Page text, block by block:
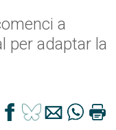
a
per adaptar la